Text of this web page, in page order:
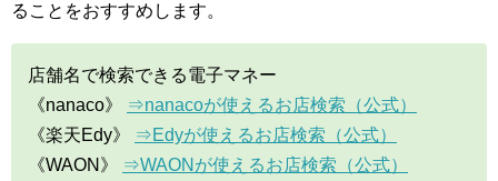
ることをおすすめします。
店舗名で検索できる電子マネー
《nanaco》
⇒nanacoが使えるお店検索（公式）
《楽天Edy》
⇒Edyが使えるお店検索（公式）
《WAON》
⇒WAONが使えるお店検索（公式）